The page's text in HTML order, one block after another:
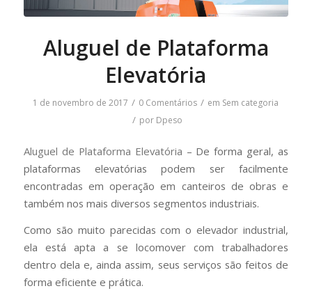
Aluguel de Plataforma
Elevatória
1 de novembro de 2017 / 0 Comentários / em Sem categoria
/ por Dpeso
Aluguel de Plataforma Elevatória – De forma geral, as
plataformas elevatórias podem ser facilmente
encontradas em operação em canteiros de obras e
também nos mais diversos segmentos industriais.
Como são muito parecidas com o elevador industrial,
ela está apta a se locomover com trabalhadores
dentro dela e, ainda assim, seus serviços são feitos de
forma eficiente e prática.